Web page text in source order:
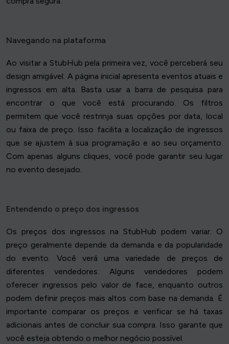
Navegando na plataforma
Ao visitar a StubHub pela primeira vez, você perceberá seu
design amigável. A página inicial apresenta eventos atuais e
ingressos em alta. Basta usar a barra de pesquisa para
encontrar o que você está procurando. Os filtros
permitem que você restrinja suas opções por data, local
ou faixa de preço. Isso facilita a localização de ingressos
que se ajustem à sua programação e ao seu orçamento.
Com apenas alguns cliques, você pode garantir seu lugar
no evento desejado.
Entendendo o preço dos ingressos
Os preços dos ingressos na StubHub podem variar. O
preço geralmente depende da demanda e da popularidade
do evento. Você verá uma variedade de preços de
diferentes vendedores. Alguns vendedores podem
oferecer ingressos pelo valor de face, enquanto outros
podem definir preços mais altos com base na demanda. É
importante comparar os preços e verificar se há taxas
adicionais antes de concluir sua compra. Isso garante que
você esteja obtendo o melhor negócio possível.